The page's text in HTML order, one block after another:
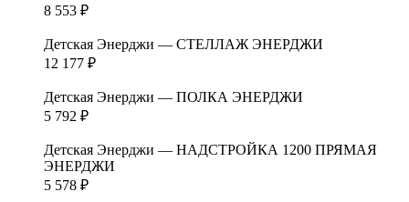
8 553 ₽
Детская Энерджи — СТЕЛЛАЖ ЭНЕРДЖИ
12 177 ₽
Детская Энерджи — ПОЛКА ЭНЕРДЖИ
5 792 ₽
Детская Энерджи — НАДСТРОЙКА 1200 ПРЯМАЯ
ЭНЕРДЖИ
5 578 ₽